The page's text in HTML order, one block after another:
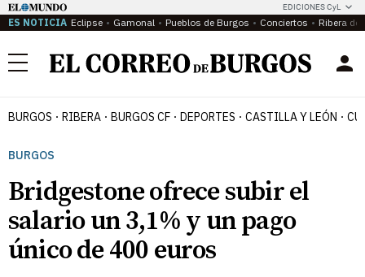
EDICIONES CyL
ES NOTICIA Eclipse Gamonal Pueblos de Burgos Conciertos Ribera del
Menú
BURGOS RIBERA BURGOS CF DEPORTES CASTILLA Y LEÓN
BURGOS
Bridgestone ofrece subir el
salario un 3,1% y un pago
único de 400 euros